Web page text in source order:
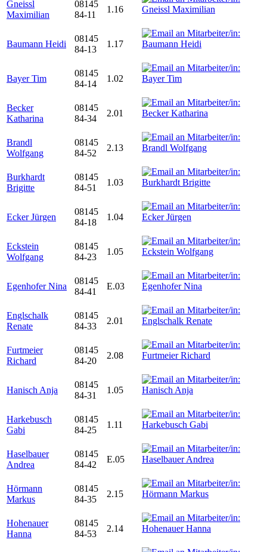
Gneissl
Maximilian
08145
84-11
1.16
Baumann Heidi
08145
84-13
1.17
Bayer Tim
08145
84-14
1.02
Becker
Katharina
08145
84-34
2.01
Brandl
Wolfgang
08145
84-52
2.13
Burkhardt
Brigitte
08145
84-51
1.03
Ecker Jürgen
08145
84-18
1.04
Eckstein
Wolfgang
08145
84-23
1.05
Egenhofer Nina
08145
84-41
E.03
Englschalk
Renate
08145
84-33
2.01
Furtmeier
Richard
08145
84-20
2.08
Hanisch Anja
08145
84-31
1.05
Harkebusch
Gabi
08145
84-25
1.11
Haselbauer
Andrea
08145
84-42
E.05
Hörmann
Markus
08145
84-35
2.15
Hohenauer
Hanna
08145
84-53
2.14